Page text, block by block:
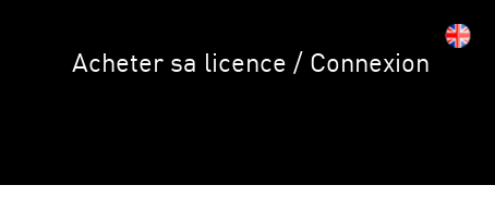
Acheter sa licence / Connexion